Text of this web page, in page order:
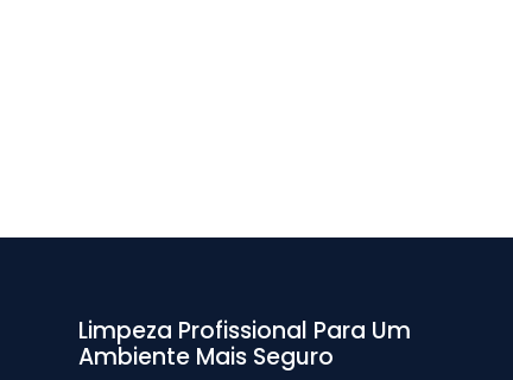
Limpeza Profissional Para Um
Ambiente Mais Seguro